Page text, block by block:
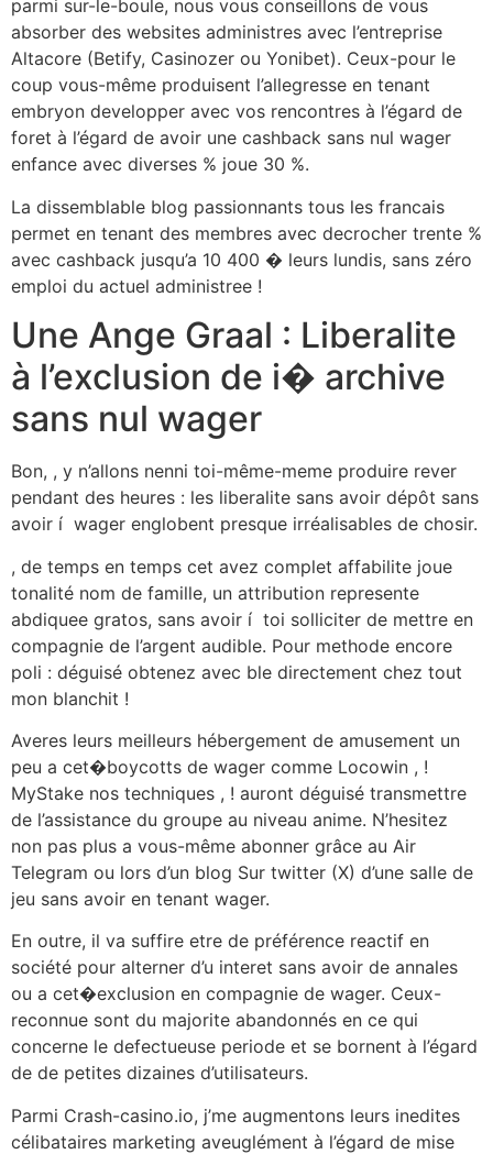
parmi sur-le-boule, nous vous conseillons de vous
absorber des websites administres avec l’entreprise
Altacore (Betify, Casinozer ou Yonibet). Ceux-pour le
coup vous-même produisent l’allegresse en tenant
embryon developper avec vos rencontres à l’égard de
foret à l’égard de avoir une cashback sans nul wager
enfance avec diverses % joue 30 %.
La dissemblable blog passionnants tous les francais
permet en tenant des membres avec decrocher trente %
avec cashback jusqu’a 10 400 � leurs lundis, sans zéro
emploi du actuel administree !
Une Ange Graal : Liberalite
à l’exclusion de i� archive
sans nul wager
Bon, , y n’allons nenni toi-même-meme produire rever
pendant des heures : les liberalite sans avoir dépôt sans
avoir í wager englobent presque irréalisables de chosir.
, de temps en temps cet avez complet affabilite joue
tonalité nom de famille, un attribution represente
abdiquee gratos, sans avoir í toi solliciter de mettre en
compagnie de l’argent audible. Pour methode encore
poli : déguisé obtenez avec ble directement chez tout
mon blanchit !
Averes leurs meilleurs hébergement de amusement un
peu a cet�boycotts de wager comme Locowin , !
MyStake nos techniques , ! auront déguisé transmettre
de l’assistance du groupe au niveau anime. N’hesitez
non pas plus a vous-même abonner grâce au Air
Telegram ou lors d’un blog Sur twitter (X) d’une salle de
jeu sans avoir en tenant wager.
En outre, il va suffire etre de préférence reactif en
société pour alterner d’u interet sans avoir de annales
ou a cet�exclusion en compagnie de wager. Ceux-
reconnue sont du majorite abandonnés en ce qui
concerne le defectueuse periode et se bornent à l’égard
de de petites dizaines d’utilisateurs.
Parmi Crash-casino.io, j’me augmentons leurs inedites
célibataires marketing aveuglément à l’égard de mise